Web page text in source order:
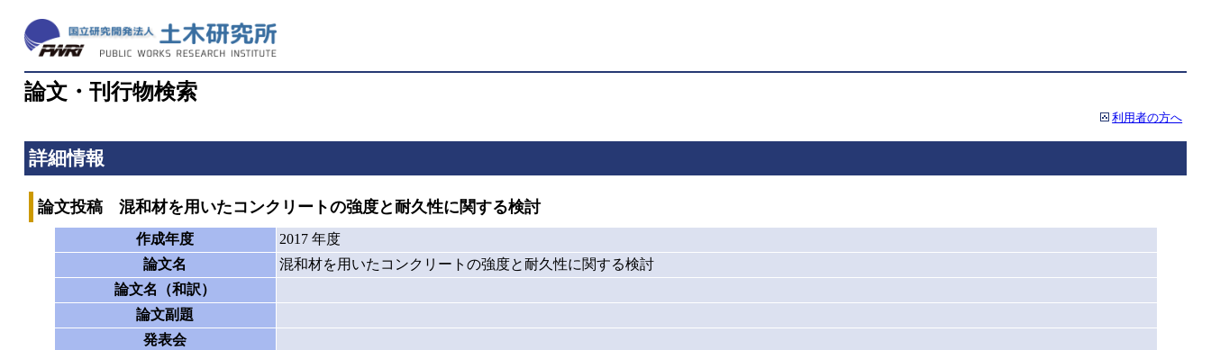
論文・刊行物検索
利用者の方へ
詳細情報
論文投稿 混和材を用いたコンクリートの強度と耐久性に関する検討
作成年度
2017 年度
論文名
混和材を用いたコンクリートの強度と耐久性に関する検討
論文名（和訳）
論文副題
発表会